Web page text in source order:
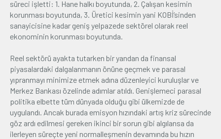
süreci işletti: 1. Hane halkı boyutunda, 2. Çalışan kesimin
korunması boyutunda, 3. Üretici kesimin yani KOBİ’sinden
sanayicisine kadar geniş yelpazede sektörel olarak reel
ekonominin korunması boyutunda.
Reel sektörü ayakta tutarken bir yandan da finansal
piyasalardaki dalgalanmanın önüne geçmek ve parasal
yıpranmayı minimize etmek adına düzenleyici kuruluşlar ve
Merkez Bankası özelinde adımlar atıldı. Genişlemeci parasal
politika elbette tüm dünyada olduğu gibi ülkemizde de
uygulandı. Ancak burada emisyon hızındaki artış kriz sürecinde
göz ardı edilmesi gereken ikinci bir sorun gibi algılansa da
ilerleyen süreçte yeni normalleşmenin devamında bu hızın